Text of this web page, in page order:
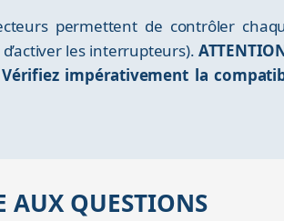
permettent de contrôler
les interrupteurs).
impérativement la
AUX QUESTIONS